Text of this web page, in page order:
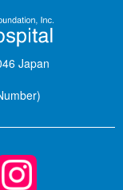
Japan